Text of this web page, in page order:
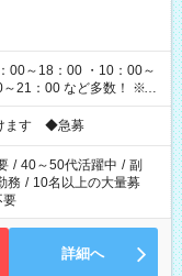
00～18：00 ・10：00～
多数！ ※お
ます ◆急募
/ 40～50代活躍中 / 副
務 / 10名以上の大量募
要
詳細へ